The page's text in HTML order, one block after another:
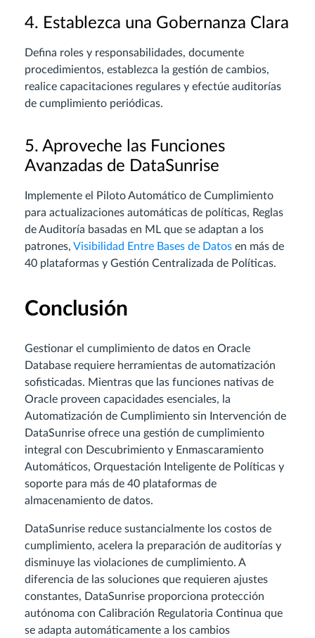
4. Establezca una Gobernanza Clara
Defina roles y responsabilidades, documente
procedimientos, establezca la gestión de cambios,
realice capacitaciones regulares y efectúe auditorías
de cumplimiento periódicas.
5. Aproveche las Funciones
Avanzadas de DataSunrise
Implemente el Piloto Automático de Cumplimiento
para actualizaciones automáticas de políticas, Reglas
de Auditoría basadas en ML que se adaptan a los
patrones, Visibilidad Entre Bases de Datos en más de
40 plataformas y Gestión Centralizada de Políticas.
Conclusión
Gestionar el cumplimiento de datos en Oracle
Database requiere herramientas de automatización
sofisticadas. Mientras que las funciones nativas de
Oracle proveen capacidades esenciales, la
Automatización de Cumplimiento sin Intervención de
DataSunrise ofrece una gestión de cumplimiento
integral con Descubrimiento y Enmascaramiento
Automáticos, Orquestación Inteligente de Políticas y
soporte para más de 40 plataformas de
almacenamiento de datos.
DataSunrise reduce sustancialmente los costos de
cumplimiento, acelera la preparación de auditorías y
disminuye las violaciones de cumplimiento. A
diferencia de las soluciones que requieren ajustes
constantes, DataSunrise proporciona protección
autónoma con Calibración Regulatoria Continua que
se adapta automáticamente a los cambios